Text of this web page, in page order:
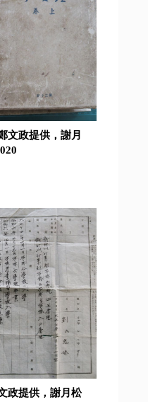
文政提供，謝月
政提供，謝月松